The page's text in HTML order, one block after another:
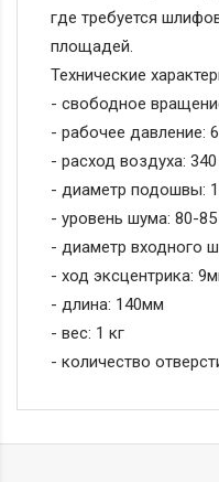
где требуется
площадей.
Технические
- свободное
- рабочее давление:
- расход воздуха:
- диаметр подошвы:
- уровень шума: 80-85
- диаметр входного
- ход эксцентрика:
- длина: 140мм
- вес: 1 кг
- количество